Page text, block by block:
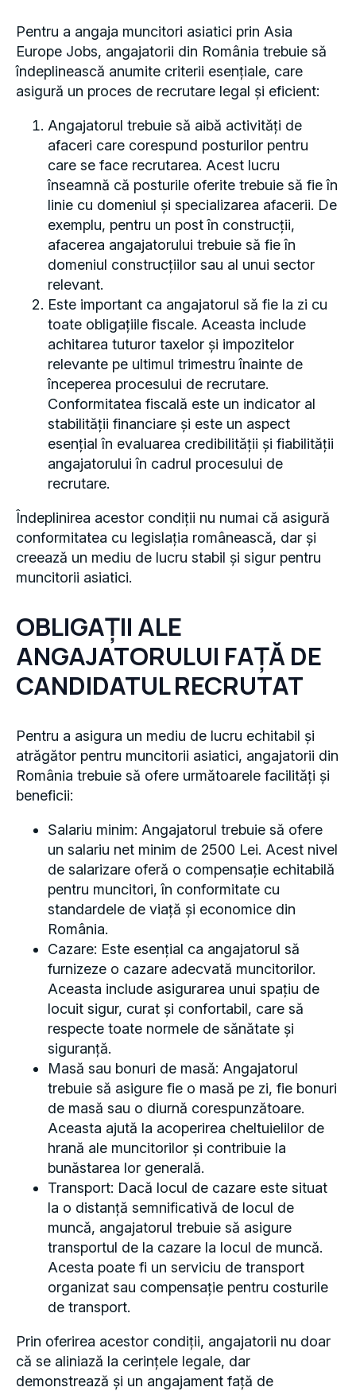
Pentru a angaja muncitori asiatici prin Asia
Europe Jobs, angajatorii din România trebuie să
îndeplinească anumite criterii esențiale, care
asigură un proces de recrutare legal și eficient:
Angajatorul trebuie să aibă activități de
afaceri care corespund posturilor pentru
care se face recrutarea. Acest lucru
înseamnă că posturile oferite trebuie să fie în
linie cu domeniul și specializarea afacerii. De
exemplu, pentru un post în construcții,
afacerea angajatorului trebuie să fie în
domeniul construcțiilor sau al unui sector
relevant.
Este important ca angajatorul să fie la zi cu
toate obligațiile fiscale. Aceasta include
achitarea tuturor taxelor și impozitelor
relevante pe ultimul trimestru înainte de
începerea procesului de recrutare.
Conformitatea fiscală este un indicator al
stabilității financiare și este un aspect
esențial în evaluarea credibilității și fiabilității
angajatorului în cadrul procesului de
recrutare.
Îndeplinirea acestor condiții nu numai că asigură
conformitatea cu legislația românească, dar și
creează un mediu de lucru stabil și sigur pentru
muncitorii asiatici.
OBLIGAȚII ALE
ANGAJATORULUI FAȚĂ DE
CANDIDATUL RECRUTAT
Pentru a asigura un mediu de lucru echitabil și
atrăgător pentru muncitorii asiatici, angajatorii din
România trebuie să ofere următoarele facilități și
beneficii:
Salariu minim: Angajatorul trebuie să ofere
un salariu net minim de 2500 Lei. Acest nivel
de salarizare oferă o compensație echitabilă
pentru muncitori, în conformitate cu
standardele de viață și economice din
România.
Cazare: Este esențial ca angajatorul să
furnizeze o cazare adecvată muncitorilor.
Aceasta include asigurarea unui spațiu de
locuit sigur, curat și confortabil, care să
respecte toate normele de sănătate și
siguranță.
Masă sau bonuri de masă: Angajatorul
trebuie să asigure fie o masă pe zi, fie bonuri
de masă sau o diurnă corespunzătoare.
Aceasta ajută la acoperirea cheltuielilor de
hrană ale muncitorilor și contribuie la
bunăstarea lor generală.
Transport: Dacă locul de cazare este situat
la o distanță semnificativă de locul de
muncă, angajatorul trebuie să asigure
transportul de la cazare la locul de muncă.
Acesta poate fi un serviciu de transport
organizat sau compensație pentru costurile
de transport.
Prin oferirea acestor condiții, angajatorii nu doar
că se aliniază la cerințele legale, dar
demonstrează și un angajament față de